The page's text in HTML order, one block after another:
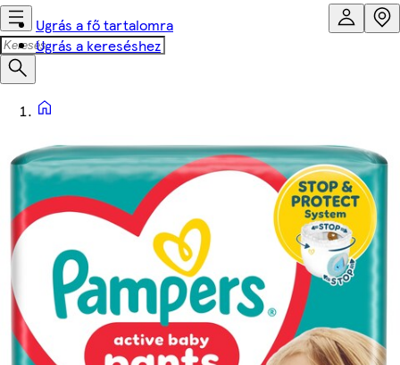
Ugrás a fő tartalomra
Ugrás a kereséshez